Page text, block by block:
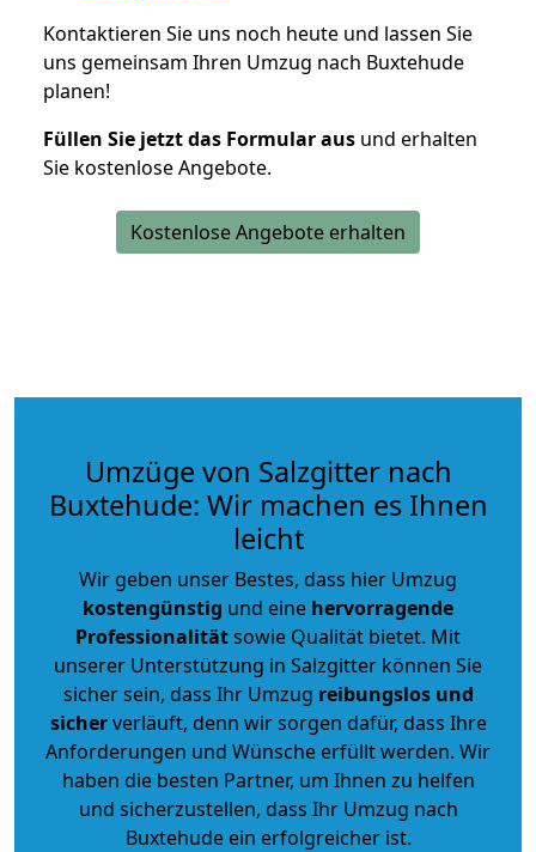
Kontaktieren Sie uns noch heute und lassen Sie
uns gemeinsam Ihren Umzug nach Buxtehude
planen!
Füllen Sie jetzt das Formular aus und erhalten
Sie kostenlose Angebote.
Kostenlose Angebote erhalten
Umzüge von Salzgitter nach
Buxtehude: Wir machen es Ihnen
leicht
Wir geben unser Bestes, dass hier Umzug
kostengünstig und eine hervorragende
Professionalitätsowie Qualität bietet. Mit
unserer Unterstützung in Salzgitter können Sie
sicher sein, dass Ihr Umzug reibungslos und
sicherverläuft, denn wir sorgen dafür, dass Ihre
Anforderungen und Wünsche erfüllt werden. Wir
haben die besten Partner, um Ihnen zu helfen
und sicherzustellen, dass Ihr Umzug nach
Buxtehude ein erfolgreicher ist.